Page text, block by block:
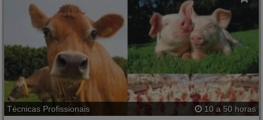
Técnicas Profissionais 10 a 50 horas